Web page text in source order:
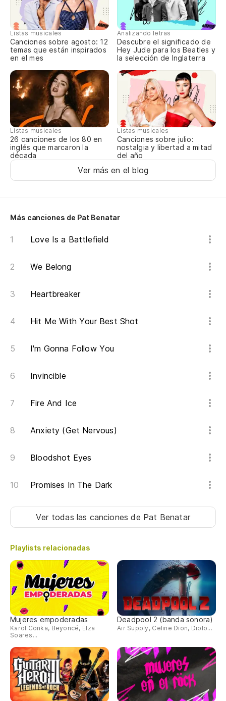
Listas musicales
Canciones sobre agosto: 12
temas que están inspirados
en el mes
Analizando letras
Descubre el significado de
Hey Jude para los Beatles y
la selección de Inglaterra
Listas musicales
26 canciones de los 80 en
inglés que marcaron la
década
Listas musicales
Canciones sobre julio:
nostalgia y libertad a mitad
del año
Ver más en el blog
Más canciones de Pat Benatar
Love Is a Battlefield
We Belong
Heartbreaker
Hit Me With Your Best Shot
I'm Gonna Follow You
Invincible
Fire And Ice
Anxiety (Get Nervous)
Bloodshot Eyes
Promises In The Dark
Ver todas las cancionesde Pat Benatar
Playlists relacionadas
Mujeres empoderadas
Karol Conka, Beyoncé, Elza
Soares...
Deadpool 2 (banda sonora)
Air Supply, Celine Dion, Diplo...